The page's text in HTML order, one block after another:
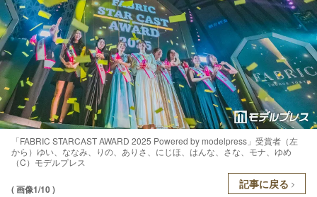
「FABRIC STARCAST AWARD 2025 Powered by modelpress」受賞者（左
から）ゆい、ななみ、りの、ありさ、にじほ、はんな、さな、モナ、ゆめ
（C）モデルプレス
( 画像1/10 ) 記事に戻る